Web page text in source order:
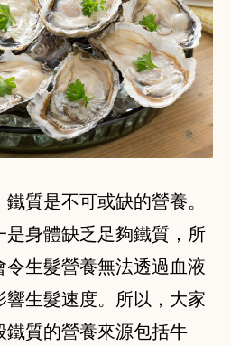
質是不可或缺的營養。
是身體缺乏足夠鐵質，所
生髮營養無法透過血液
生髮速度。所以，大家
質的營養來源包括牛